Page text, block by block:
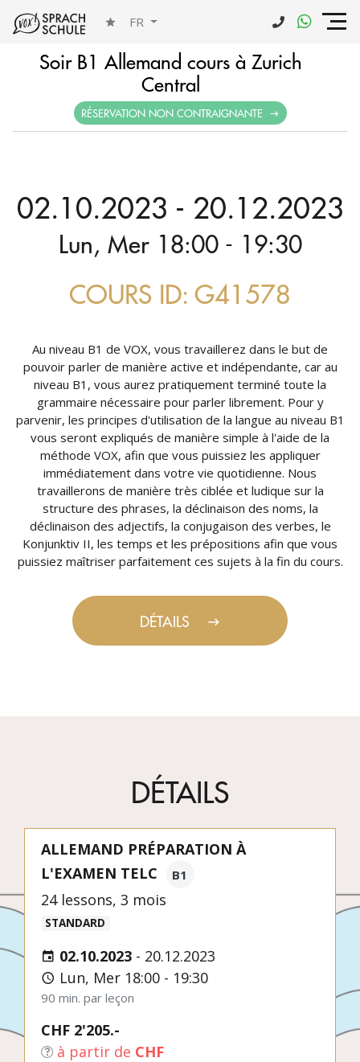
FR
Soir B1 Allemand cours à Zurich
Central
RÉSERVATION NON CONTRAIGNANTE
02.10.2023 - 20.12.2023
Lun, Mer 18:00 - 19:30
COURS ID: G41578
Au niveau B1 de VOX, vous travaillerez dans le but de
pouvoir parler de manière active et indépendante, car au
niveau B1, vous aurez pratiquement terminé toute la
grammaire nécessaire pour parler librement. Pour y
parvenir, les principes d'utilisation de la langue au niveau B1
vous seront expliqués de manière simple à l'aide de la
méthode VOX, afin que vous puissiez les appliquer
immédiatement dans votre vie quotidienne. Nous
travaillerons de manière très ciblée et ludique sur la
structure des phrases, la déclinaison des noms, la
déclinaison des adjectifs, la conjugaison des verbes, le
Konjunktiv II, les temps et les prépositions afin que vous
puissiez maîtriser parfaitement ces sujets à la fin du cours.
DÉTAILS
DÉTAILS
ALLEMAND PRÉPARATION À
L'EXAMEN TELC
B1
24 lessons, 3 mois
STANDARD
02.10.2023 - 20.12.2023
Lun, Mer 18:00 - 19:30
90 min. par leçon
CHF 2'205.-
à partir de CHF